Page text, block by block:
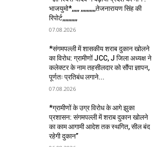
भाजयुमो*,,,,, ,,,,,,,,,,तेजनारायण सिंह की
रिपोर्ट,,,,,,,,,,
07.08.2026
*संगमपल्ली में शासकीय शराब दुकान खोलने
का विरोध: ग्रामीणों JCC, J जिला अध्यक्ष ने
कलेक्टर के नाम तहसीलदार को सौंपा ज्ञापन,
पूर्णतः प्रतिबंध लगाने...
07.08.2026
*ग्रामीणों के उग्र विरोध के आगे झुका
प्रशासन: संगमपल्ली में शराब दुकान खोलने
का काम आगामी आदेश तक स्थगित, सील बंद
रहेगी दुकान”